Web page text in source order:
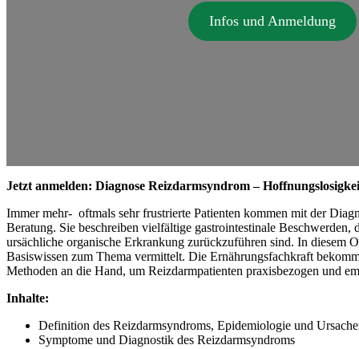
Infos und Anmeldung
Jetzt anmelden: Diagnose Reizdarmsyndrom –
Immer mehr- oftmals sehr frustrierte Patienten kommen mit der
Beratung. Sie beschreiben vielfältige gastrointestinale
ursächliche organische Erkrankung zurückzuführen sind. In diesem
Basiswissen zum Thema vermittelt. Die Ernährungsfachkraft
Methoden an die Hand, um Reizdarmpatienten praxisbezogen und
Inhalte:
Definition des Reizdarmsyndroms, Epidemiologie und
Symptome und Diagnostik des Reizdarmsyndroms